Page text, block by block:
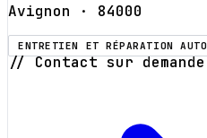
Avignon · 84000
ENTRETIEN ET RÉPARATION AUTO
// Contact sur demande